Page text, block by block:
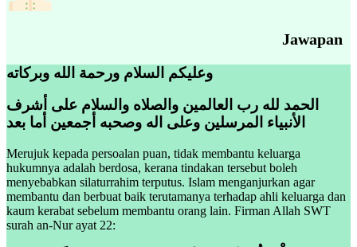
Jawapan
الحمد لله رب العالمين والصلاه والسلام على أشرف
الأنبياء المرسلين وعلى اله وصحبه أجمعين أما بعد
Merujuk kepada persoalan puan, tidak membantu keluarga
hukumnya adalah berdosa, kerana tindakan tersebut boleh
menyebabkan silaturrahim terputus. Islam menganjurkan agar
membantu dan berbuat baik terutamanya terhadap ahli keluarga dan
kaum kerabat sebelum membantu orang lain. Firman Allah SWT
surah an-Nur ayat 22: